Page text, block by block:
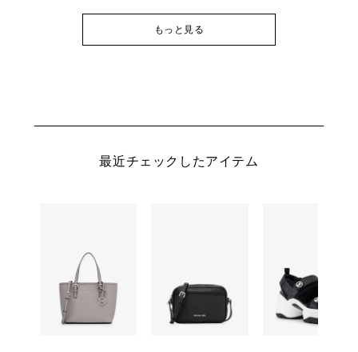
もっと見る
最近チェックしたアイテム